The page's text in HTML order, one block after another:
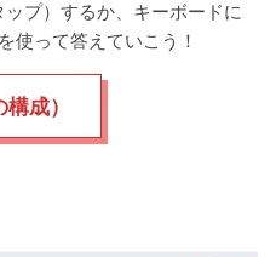
プ）するか、キーボードに
使って答えていこう！
成）